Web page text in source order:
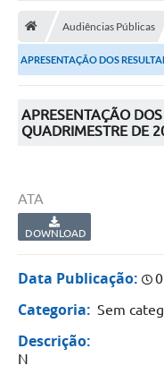
Portal da Transparência
Secretarias
Audiências Públicas
APRESENTAÇÃO DOS
APRESENTAÇÃO
QUADRIMESTRE DE
ATA
DOWNLOAD
Data Publicação:
Categoria: Sem
Descrição:
N